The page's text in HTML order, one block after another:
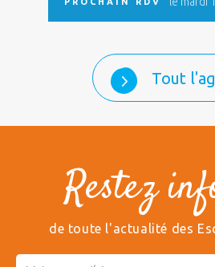
PROCHAIN RDV
Tout
Restez
de toute l'actualité des